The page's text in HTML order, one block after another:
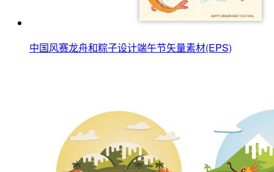
中国风赛龙舟和粽子设计端午节矢量素材(EPS)